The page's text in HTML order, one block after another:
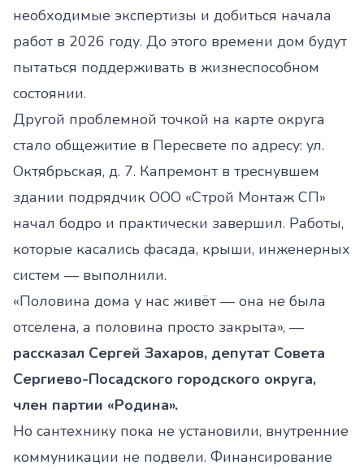
необходимые экспертизы и добиться начала
работ в 2026 году. До этого времени дом будут
пытаться поддерживать в жизнеспособном
состоянии.
Другой проблемной точкой на карте округа
стало общежитие в Пересвете по адресу: ул.
Октябрьская, д. 7. Капремонт в треснувшем
здании подрядчик ООО «Строй Монтаж СП»
начал бодро и практически завершил. Работы,
которые касались фасада, крыши, инженерных
систем — выполнили.
«Половина дома у нас живёт — она не была
отселена, а половина просто закрыта», —
рассказал Сергей Захаров, депутат Совета
Сергиево-Посадского городского округа,
член партии «Родина».
Но сантехнику пока не установили, внутренние
коммуникации не подвели. Финансирование